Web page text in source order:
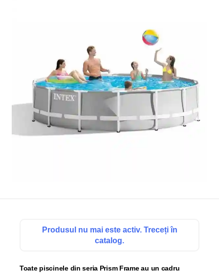
Produsul nu mai este activ. Treceți în
catalog.
Toate piscinele din seria Prism Frame au un cadru